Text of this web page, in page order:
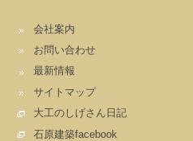
会社案内
お問い合わせ
最新情報
サイトマップ
大工のしげさん日記
石原建築facebook